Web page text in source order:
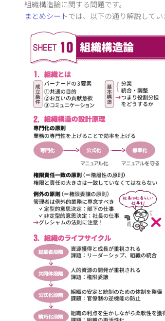
組織構造論に関する問題です。
まとめシートでは、以下の通り解説してい